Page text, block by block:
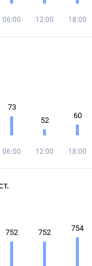
06:00 12:00 18:00
73
06:00
52
12:00
60
18:00
752 752 754